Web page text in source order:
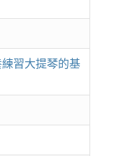
習大提琴的基